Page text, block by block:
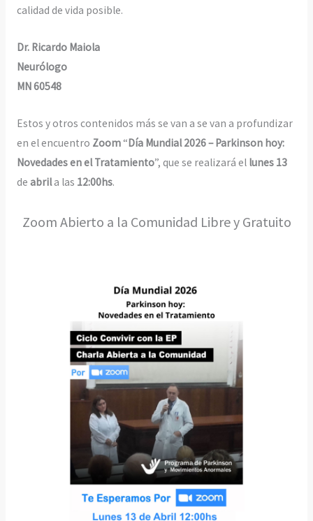
calidad de vida posible.
Dr. Ricardo Maiola
Neurólogo
MN 60548
Estos y otros contenidos más se van a se van a profundizar
en el encuentro Zoom“Día Mundial 2026 – Parkinson hoy:
Novedades en el Tratamiento”, que se realizará el lunes 13
de abrila las 12:00hs.
Zoom Abierto a la Comunidad Libre y Gratuito